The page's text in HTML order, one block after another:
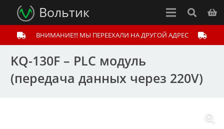
Вольтик
ВНИМАНИЕ!!! МЫ ПЕРЕЕХАЛИ НА ДРУГОЙ АДРЕС
KQ-130F – PLC модуль
(передача данных через 220V)